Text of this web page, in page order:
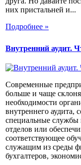
них пристальней и...
Подробнее »
Внутренний аудит.
Современные
больше и чаще
необходимости
внутреннего аудита,
специальные службы
отделов или
соответствующее
служащим из среды
бухгалтеров,